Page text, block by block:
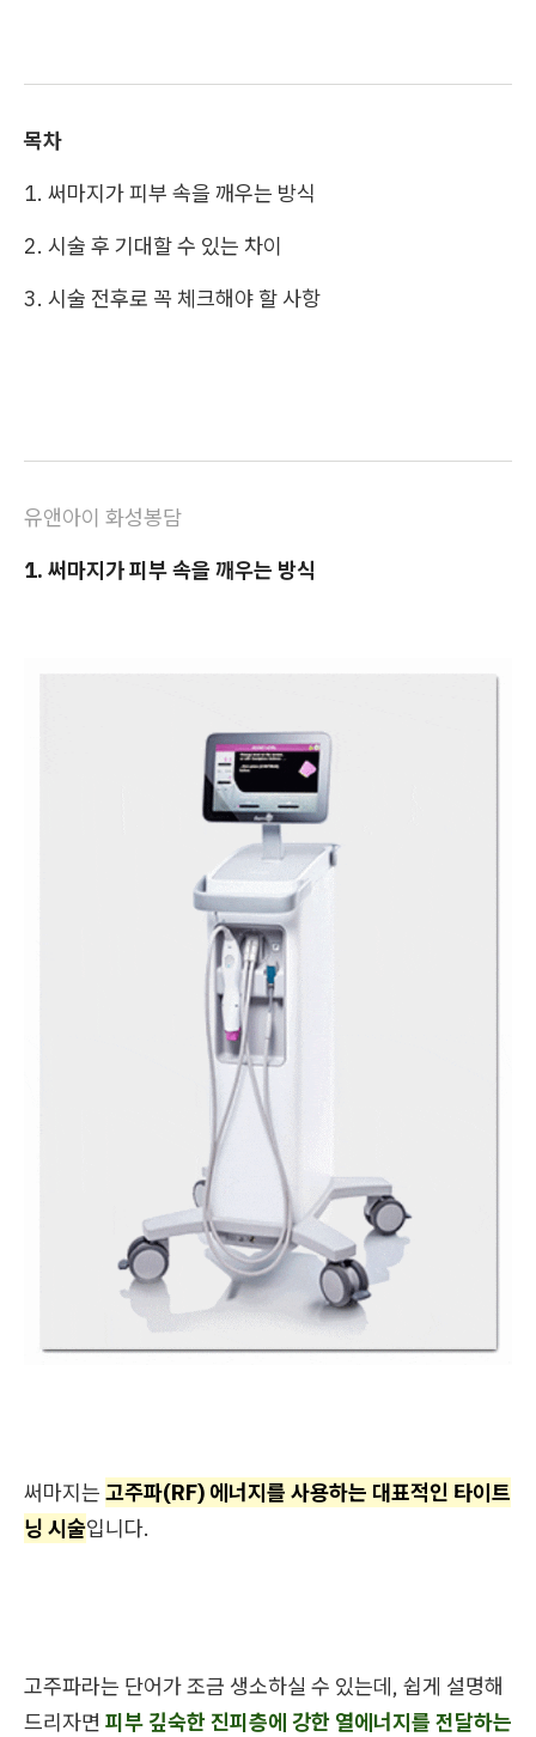
목차
1. 써마지가 피부 속을 깨우는 방식
2. 시술 후 기대할 수 있는 차이
3. 시술 전후로 꼭 체크해야 할 사항
유앤아이 화성봉담
1. 써마지가 피부 속을 깨우는 방식
써마지는 고주파(RF) 에너지를 사용하는 대표적인 타이트
닝 시술입니다.
고주파라는 단어가 조금 생소하실 수 있는데, 쉽게 설명해
드리자면 피부 깊숙한 진피층에 강한 열에너지를 전달하는